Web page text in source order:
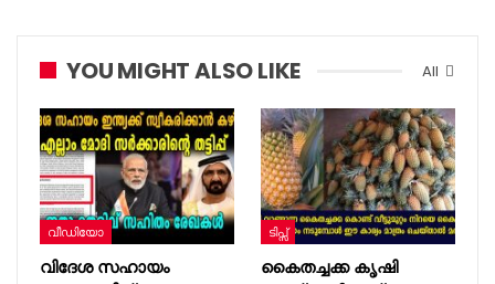
All
YOU MIGHT ALSO LIKE
വീഡിയോ
വിദേശ സഹായം
ടിപ്സ്
കൈതച്ചക്ക കൃഷി